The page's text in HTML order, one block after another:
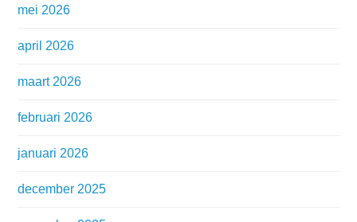
mei 2026
april 2026
maart 2026
februari 2026
januari 2026
december 2025